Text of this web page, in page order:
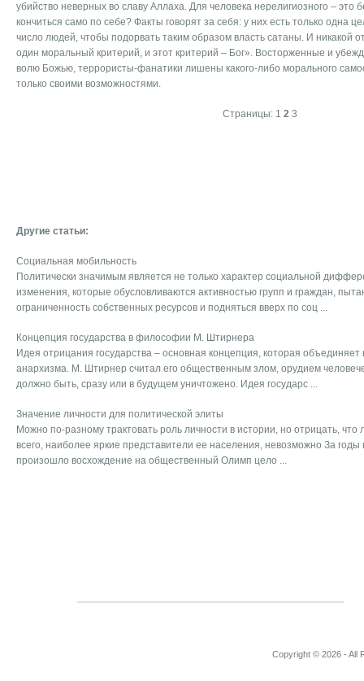
убийство неверных во славу Аллаха. Для человека нерелигиозного – это
кончиться само по себе? Факты говорят за себя: у них есть только одна
число людей, чтобы подорвать таким образом власть сатаны. И никакой
один моральный критерий, и этот критерий – Бог». Восторженные и
волю Божью, террористы-фанатики лишены какого-либо морального
только своими возможностями.
Страницы: 1 2 3
Другие статьи:
Социальная мобильность
Политически значимым является не только характер социальной
изменения, которые обусловливаются активностью групп и граждан,
ограниченность собственных ресурсов и подняться вверх по соц ...
Концепция государства в философии М. Штирнера
Идея отрицания государства – основная концепция, которая объединяет
анархизма. М. Штирнер считал его общественным злом, орудием
должно быть, сразу или в будущем уничтожено. Идея государс ...
Значение личности для политической элиты
Можно по-разному трактовать роль личности в истории, но отрицать,
всего, наиболее яркие представители ее населения, невозможно За годы
произошло восхождение на общественный Олимп цело ...
Copyright © 2026 - All